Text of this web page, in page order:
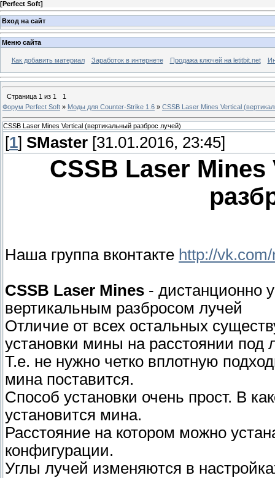
[Perfect Soft]
Вход на сайт
Меню сайта
Как добавить материал Заработок в интернете Продажа ключей на letitbit.net
Страница 1 из 1
1
Форум Perfect Soft » Моды для Counter-Strike 1.6 » CSSB Laser Mines Vertical
CSSB Laser Mines Vertical (вертикальный разброс лучей)
[1] SMaster [31.01.2016, 23:45]
CSSB Laser
Наша группа вконтакте http://
CSSB Laser Mines - дистанционно
вертикальным разбросом лучей
Отличие от всех остальных
установки мины на расстоянии
Т.е. не нужно четко вплотную
мина поставится.
Способ установки очень прост. В
установится мина.
Расстояние на котором можно
конфигурации.
Углы лучей изменяются в